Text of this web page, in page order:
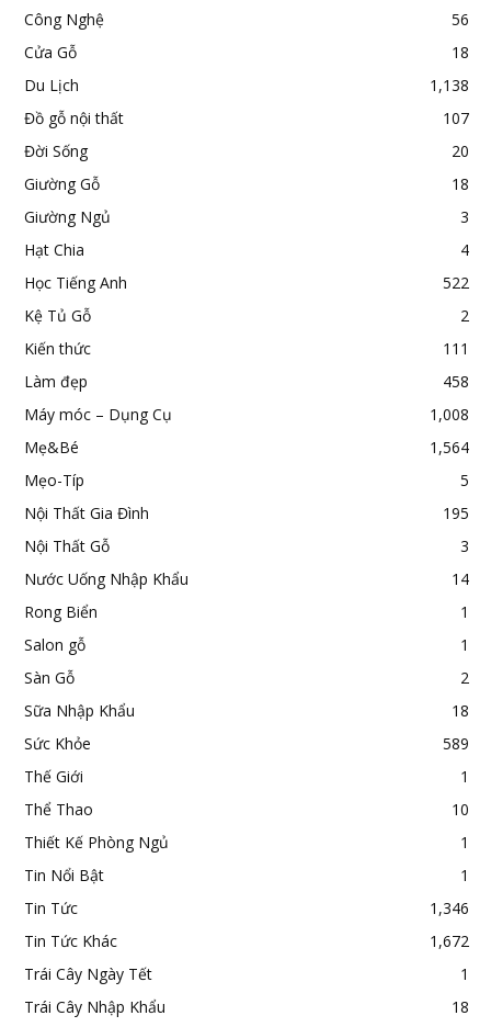
Công Nghệ
56
Cửa Gỗ
18
Du Lịch
1,138
Đồ gỗ nội thất
107
Đời Sống
20
Giường Gỗ
18
Giường Ngủ
3
Hạt Chia
4
Học Tiếng Anh
522
Kệ Tủ Gỗ
2
Kiến thức
111
Làm đẹp
458
Máy móc – Dụng Cụ
1,008
Mẹ&Bé
1,564
Mẹo-Típ
5
Nội Thất Gia Đình
195
Nội Thất Gỗ
3
Nước Uống Nhập Khẩu
14
Rong Biển
1
Salon gỗ
1
Sàn Gỗ
2
Sữa Nhập Khẩu
18
Sức Khỏe
589
Thế Giới
1
Thể Thao
10
Thiết Kế Phòng Ngủ
1
Tin Nổi Bật
1
Tin Tức
1,346
Tin Tức Khác
1,672
Trái Cây Ngày Tết
1
Trái Cây Nhập Khẩu
18